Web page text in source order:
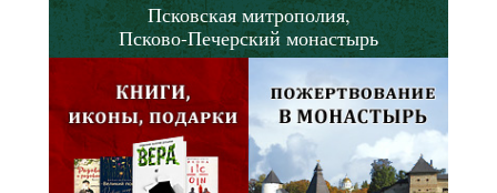
Псковская митрополия,
Псково-Печерский монастырь